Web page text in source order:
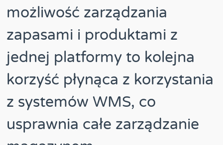
możliwość zarządzania
zapasami i produktami z
jednej platformy to kolejna
korzyść płynąca z korzystania
z systemów WMS, co
usprawnia całe zarządzanie